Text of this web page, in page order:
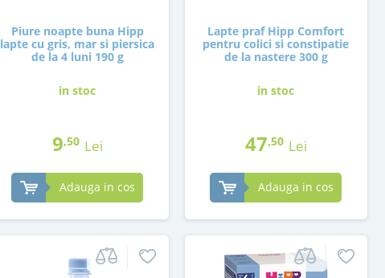
Piure noapte buna Hipp
lapte cu gris, mar si piersica
de la 4 luni 190 g
in stoc
9,50 Lei
Adauga in cos
Lapte praf Hipp Comfort
pentru colici si constipatie
de la nastere 300 g
in stoc
47,50 Lei
Adauga in cos